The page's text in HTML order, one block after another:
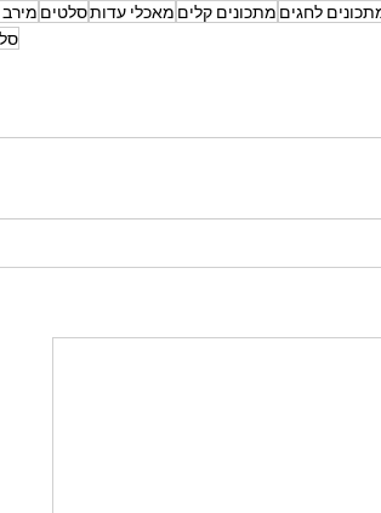
לחגים מתכונים קלים מאכלי עדותסלטים